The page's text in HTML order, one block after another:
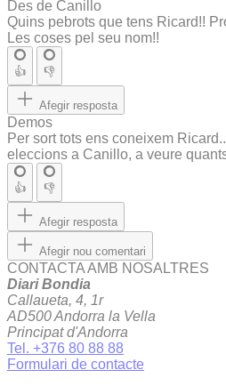
Des de Canillo
Quins pebrots que tens Ricard!!
Les coses pel seu nom!!
👍 👎
Afegir resposta
Demos
Per sort tots ens coneixem
eleccions a Canillo, a veure
👍 👎
Afegir resposta
Afegir nou comentari
CONTACTA AMB NOSALTRES
Diari Bondia
Callaueta, 4, 1r
AD500 Andorra la Vella
Principat d'Andorra
Tel. +376 80 88 88
Formulari de contacte